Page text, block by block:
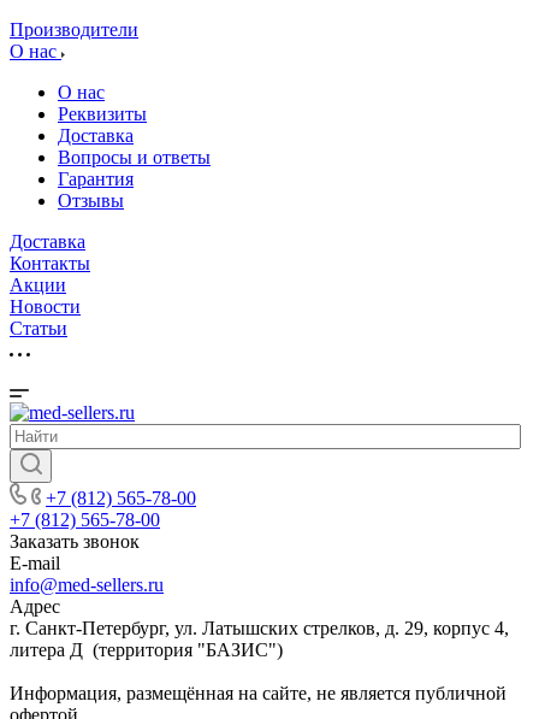
Производители
О нас
О нас
Реквизиты
Доставка
Вопросы и ответы
Гарантия
Отзывы
Доставка
Контакты
Акции
Новости
Cтатьи
+7 (812) 565-78-00
+7 (812) 565-78-00
Заказать звонок
E-mail
info@med-sellers.ru
Адрес
г. Санкт-Петербург, ул. Латышских стрелков, д. 29, корпус 4,
литера Д (территория "БАЗИС")
Информация, размещённая на сайте, не является публичной
офертой